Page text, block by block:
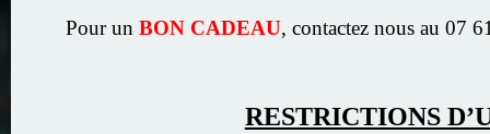
Pour un BON CADEAU, contactez nous au 07
RESTRICTIONS